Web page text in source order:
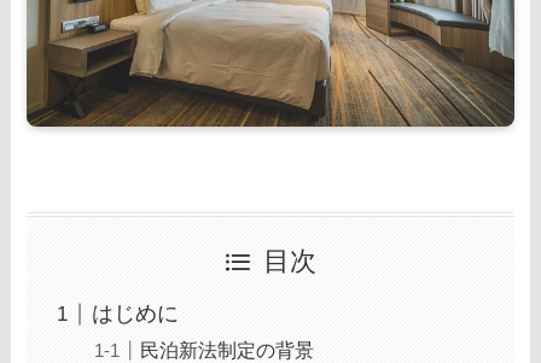
目次
はじめに
民泊新法制定の背景